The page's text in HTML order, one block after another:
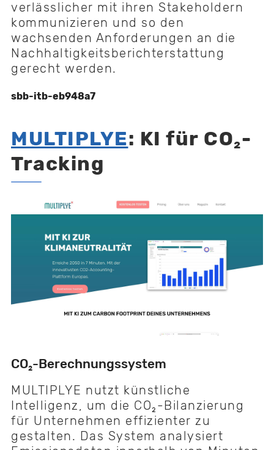
verlässlicher mit ihren Stakeholdern
kommunizieren und so den
wachsenden Anforderungen an die
Nachhaltigkeitsberichterstattung
gerecht werden.
sbb-itb-eb948a7
MULTIPLYE: KI für CO₂-
Tracking
CO₂-Berechnungssystem
MULTIPLYE nutzt künstliche
Intelligenz, um die CO₂-Bilanzierung
für Unternehmen effizienter zu
gestalten. Das System analysiert